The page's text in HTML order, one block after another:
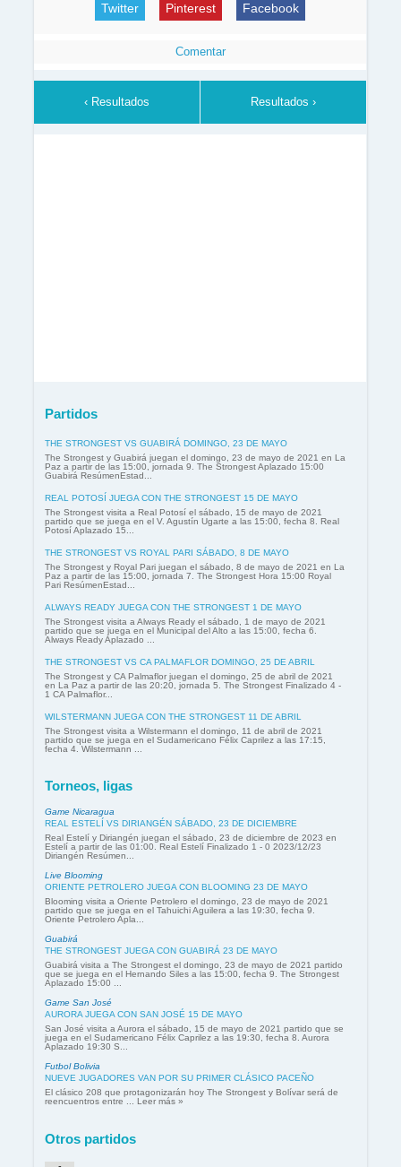
Twitter Pinterest Facebook
Comentar
‹ Resultados Resultados ›
Partidos
THE STRONGEST VS GUABIRÁ DOMINGO, 23 DE MAYO
The Strongest y Guabirá juegan el domingo, 23 de mayo de 2021 en La
Paz a partir de las 15:00, jornada 9. The Strongest Aplazado 15:00
Guabirá ResúmenEstad...
REAL POTOSÍ JUEGA CON THE STRONGEST 15 DE MAYO
The Strongest visita a Real Potosí el sábado, 15 de mayo de 2021
partido que se juega en el V. Agustín Ugarte a las 15:00, fecha 8. Real
Potosí Aplazado 15...
THE STRONGEST VS ROYAL PARI SÁBADO, 8 DE MAYO
The Strongest y Royal Pari juegan el sábado, 8 de mayo de 2021 en La
Paz a partir de las 15:00, jornada 7. The Strongest Hora 15:00 Royal
Pari ResúmenEstad...
ALWAYS READY JUEGA CON THE STRONGEST 1 DE MAYO
The Strongest visita a Always Ready el sábado, 1 de mayo de 2021
partido que se juega en el Municipal del Alto a las 15:00, fecha 6.
Always Ready Aplazado ...
THE STRONGEST VS CA PALMAFLOR DOMINGO, 25 DE ABRIL
The Strongest y CA Palmaflor juegan el domingo, 25 de abril de 2021
en La Paz a partir de las 20:20, jornada 5. The Strongest Finalizado 4 -
1 CA Palmaflor...
WILSTERMANN JUEGA CON THE STRONGEST 11 DE ABRIL
The Strongest visita a Wilstermann el domingo, 11 de abril de 2021
partido que se juega en el Sudamericano Félix Caprilez a las 17:15,
fecha 4. Wilstermann ...
Torneos, ligas
Game Nicaragua
REAL ESTELÍ VS DIRIANGÉN SÁBADO, 23 DE DICIEMBRE
Real Estelí y Diriangén juegan el sábado, 23 de diciembre de 2023 en
Estelí a partir de las 01:00. Real Estelí Finalizado 1 - 0 2023/12/23
Diriangén Resúmen...
Live Blooming
ORIENTE PETROLERO JUEGA CON BLOOMING 23 DE MAYO
Blooming visita a Oriente Petrolero el domingo, 23 de mayo de 2021
partido que se juega en el Tahuichi Aguilera a las 19:30, fecha 9.
Oriente Petrolero Apla...
Guabirá
THE STRONGEST JUEGA CON GUABIRÁ 23 DE MAYO
Guabirá visita a The Strongest el domingo, 23 de mayo de 2021 partido
que se juega en el Hernando Siles a las 15:00, fecha 9. The Strongest
Aplazado 15:00 ...
Game San José
AURORA JUEGA CON SAN JOSÉ 15 DE MAYO
San José visita a Aurora el sábado, 15 de mayo de 2021 partido que se
juega en el Sudamericano Félix Caprilez a las 19:30, fecha 8. Aurora
Aplazado 19:30 S...
Futbol Bolivia
NUEVE JUGADORES VAN POR SU PRIMER CLÁSICO PACEÑO
El clásico 208 que protagonizarán hoy The Strongest y Bolívar será de
reencuentros entre ... Leer más »
Otros partidos